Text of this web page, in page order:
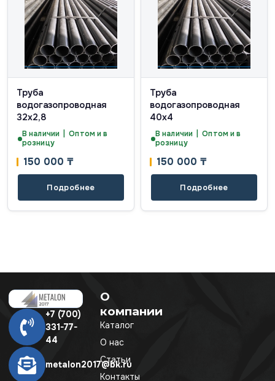
Труба
водогазопроводная
32х2,8
В наличии | Оптом и в
розницу
150 000 ₸
Подробнее
Труба
водогазопроводная
40х4
В наличии | Оптом и в
розницу
150 000 ₸
Подробнее
+7 (700)
331-77-
44
metalon2017@bk.ru
О
компании
Каталог
О нас
Статьи
Контакты